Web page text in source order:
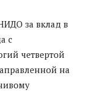
за вклад в
с
четвертой
на